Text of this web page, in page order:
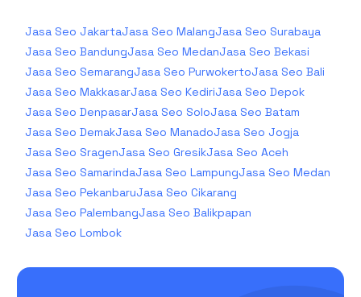
Jasa Seo JakartaJasa Seo MalangJasa Seo Surabaya
Jasa Seo BandungJasa Seo MedanJasa Seo Bekasi
Jasa Seo SemarangJasa Seo PurwokertoJasa Seo Bali
Jasa Seo MakkasarJasa Seo KediriJasa Seo Depok
Jasa Seo DenpasarJasa Seo SoloJasa Seo Batam
Jasa Seo DemakJasa Seo ManadoJasa Seo Jogja
Jasa Seo SragenJasa Seo GresikJasa Seo Aceh
Jasa Seo SamarindaJasa Seo LampungJasa Seo Medan
Jasa Seo PekanbaruJasa Seo Cikarang
Jasa Seo PalembangJasa Seo Balikpapan
Jasa Seo Lombok